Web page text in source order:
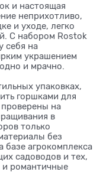
и настоящая
неприхотливо,
и уходе, легко
С набором Rostok
себя на
украшением
и мрачно.
упаковках,
горшками для
на
в
только
без
агрокомплекса
садоводов и тех,
и романтичные